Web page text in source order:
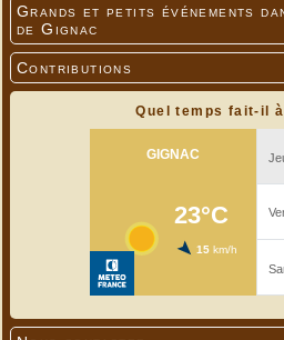
Grands et petits événements
de Gignac
Contributions
Quel temps fait-il